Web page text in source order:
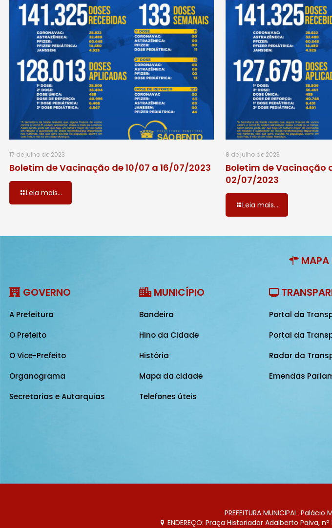
17 de julho de 2023
Boletim de Vacinação de 10/07 a 16/07/2023
Leia mais...
8 de julho de 2023
Boletim de Vacinação
02/07/2023
Leia mais...
MAPA
GOVERNO
A Prefeitura
O Prefeito
O Vice-Prefeito
Organograma
Secretarias e Autarquias
MUNICÍPIO
Bandeira
Hino da Cidade
História
Mapa da cidade
Telefones úteis
Portal da
Portal da
Radar da
Emendas
PREFEITURA MUNICIPAL:
ENDEREÇO: Praça Historiador Adalberto Paiva,